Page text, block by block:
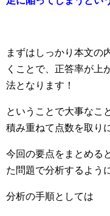
まずはしっかり本文の
くことで、正答率が上
法となります！
ということで大事なこ
積み重ねて点数を取り
今回の要点をまとめる
た問題で分析するよう
分析の手順としては